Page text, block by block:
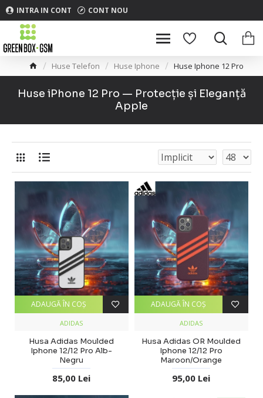
INTRA IN CONT CONT NOU
Huse Telefon Huse Iphone Huse Iphone 12 Pro
Huse iPhone 12 Pro — Protecție și Eleganță
Apple
ADIDAS
Husa Adidas Moulded
Iphone 12/12 Pro Alb-
Negru
85,00 Lei
ADAUGĂ ÎN COŞ
ADIDAS
Husa Adidas OR Moulded
Iphone 12/12 Pro
Maroon/Orange
95,00 Lei
ADAUGĂ ÎN COŞ